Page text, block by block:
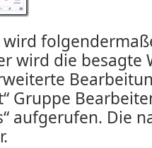
wird
wird die besagte
Gruppe
aufgerufen. Die